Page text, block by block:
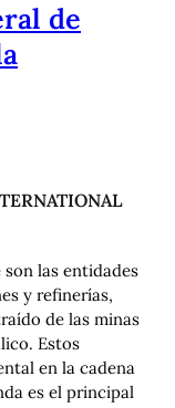
de
las entidades
y refinerías,
de las minas
Estos
en la cadena
es el principal